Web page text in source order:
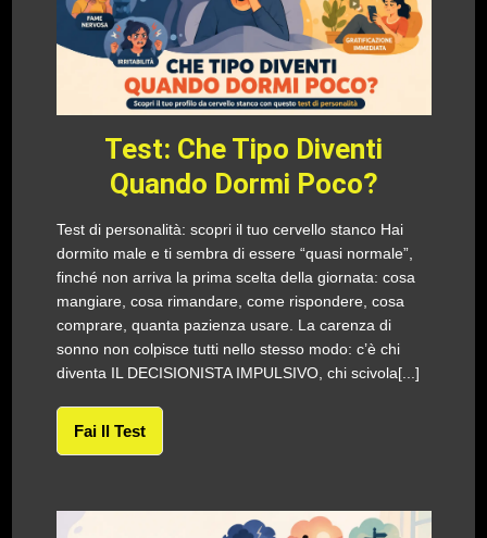
Test: Che Tipo Diventi
Quando Dormi Poco?
Test di personalità: scopri il tuo cervello stanco Hai
dormito male e ti sembra di essere “quasi normale”,
finché non arriva la prima scelta della giornata: cosa
mangiare, cosa rimandare, come rispondere, cosa
comprare, quanta pazienza usare. La carenza di
sonno non colpisce tutti nello stesso modo: c’è chi
diventa IL DECISIONISTA IMPULSIVO, chi scivola[...]
Fai Il Test